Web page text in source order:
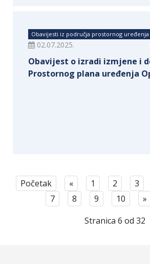
Obavijesti iz područja prostornog uređenja
02.07.2025.
Obavijest o izradi izmjene i
Prostornog plana uređenja
Početak « 1 2 3
7
8 9 10 »
Stranica 6 od 32